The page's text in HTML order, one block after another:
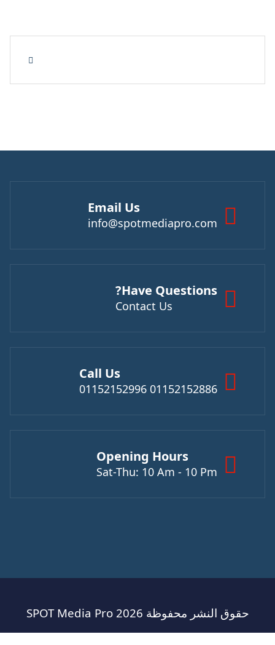
Email Us
info@spotmediapro.com
Have Questions?
Contact Us
Call Us
01152152886 01152152996
Opening Hours
Sat-Thu: 10 Am - 10 Pm
حقوق النشر محفوظة SPOT Media Pro 2026